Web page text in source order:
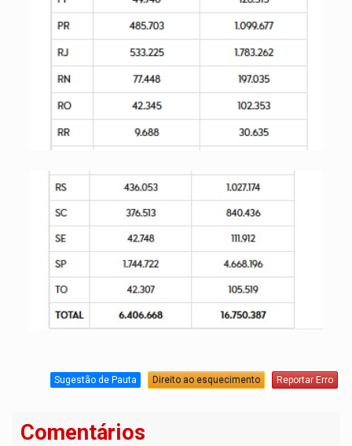
Sugestão de Pauta Direito ao esquecimento Reportar Erro
Comentários